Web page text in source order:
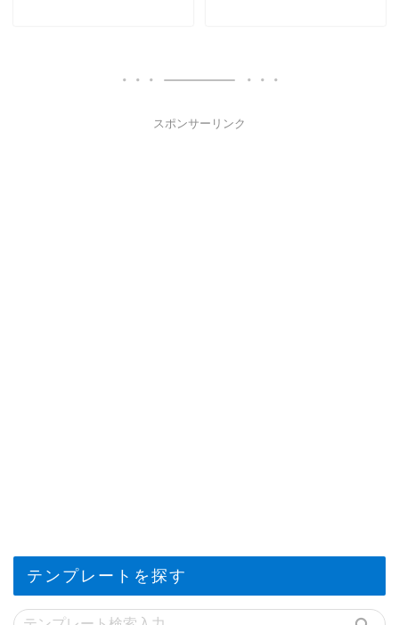
スポンサーリンク
テンプレートを探す